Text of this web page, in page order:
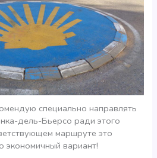
специально направлять
дель-Бьерсо ради этого
маршруте это
экономичный вариант!